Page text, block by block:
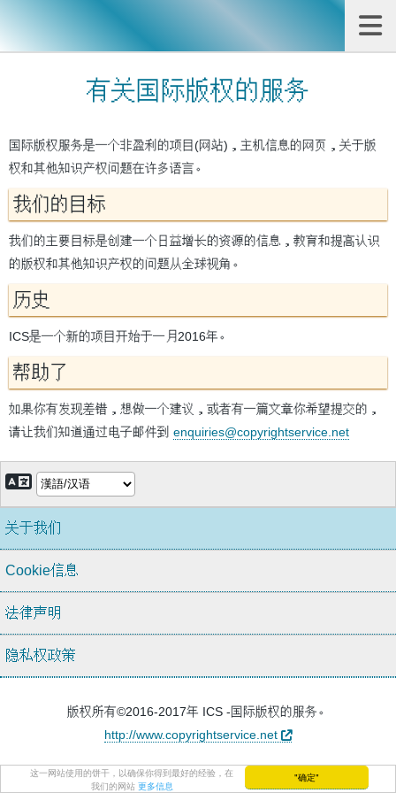
"确定"
这一网站使用的饼干，以确保你得到最好的经验，在
我们的网站 更多信息
有关国际版权的服务
国际版权服务是一个非盈利的项目(网站)，主机信息的网页，关于版
权和其他知识产权问题在许多语言。
我们的目标
我们的主要目标是创建一个日益增长的资源的信息，教育和提高认识
的版权和其他知识产权的问题从全球视角。
历史
ICS是一个新的项目开始于一月2016年。
帮助了
如果你有发现差错，想做一个建议，或者有一篇文章你希望提交的，
请让我们知道通过电子邮件到 enquiries@copyrightservice.net
关于我们
Cookie信息
法律声明
隐私权政策
版权所有©2016-2017年 ICS-国际版权的服务。
http://www.copyrightservice.net